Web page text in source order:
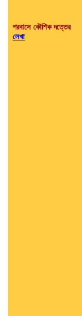
পরবাসে কৌশিক দত্তের
লেখা